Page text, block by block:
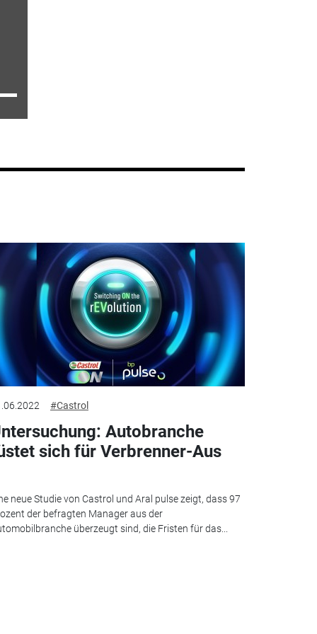
#Castrol
Autobranche
sich für Verbrenner-Aus
neue Studie von Castrol und Aral pulse zeigt, dass 97
der befragten Manager aus der
überzeugt sind, die Fristen für das...